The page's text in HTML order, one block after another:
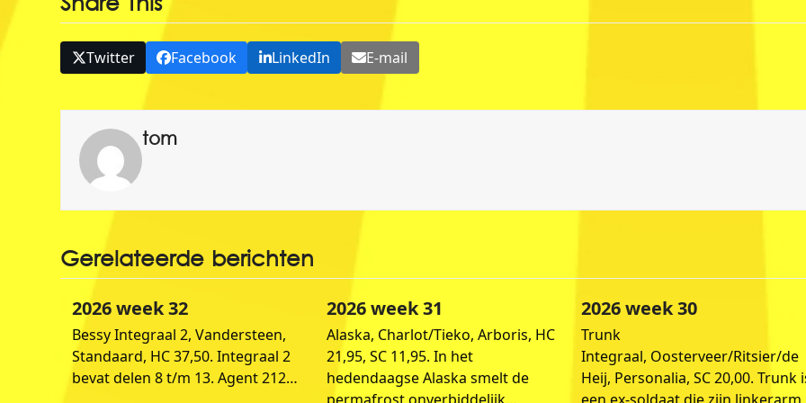
Twitter Facebook LinkedIn E-mail
tom
Gerelateerde berichten
2026 week 32
Bessy Integraal 2, Vandersteen,
Standaard, HC 37,50. Integraal 2
bevat delen 8 t/m 13. Agent 212…
2026 week 31
Alaska, Charlot/Tieko, Arboris, HC
21,95, SC 11,95. In het
hedendaagse Alaska smelt de
2026 week 30
Trunk
Integraal, Oosterveer/Ritsier/de
Heij, Personalia, SC 20,00. Trunk